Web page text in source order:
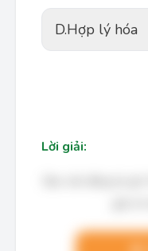
D.Hợp lý hóa
Lời giải: